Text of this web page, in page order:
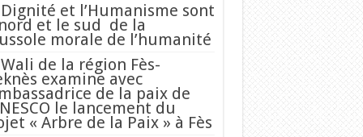
Dignité et l’Humanisme sont
et le sud de la
morale de l’humanité
Wali de la région Fès-
examine avec
de la paix de
le lancement du
« Arbre de la Paix » à Fès